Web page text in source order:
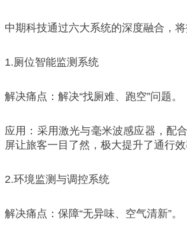
中期科技通过六大系统的深度融合，
1.厕位智能监测系统
解决痛点：解决“找厕难、跑空”问题。
应用：采用激光与毫米波感应器，配
屏让旅客一目了然，极大提升了通行效
2.环境监测与调控系统
解决痛点：保障“无异味、空气清新”。